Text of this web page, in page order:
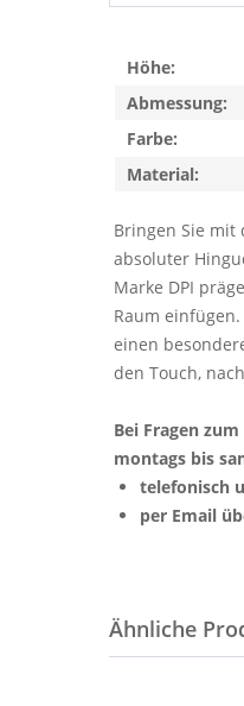
Bringen Sie mit
absoluter
Marke DPI
Raum
einen
den Touch,
Bei Fragen
montags bis
telefonisch
per Email
Höhe:
Abmessung:
Farbe:
Material: